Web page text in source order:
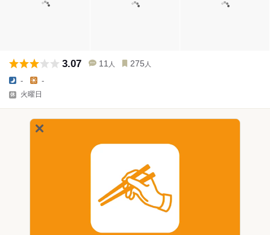
3.07 11 人 275 人
- -
火曜日